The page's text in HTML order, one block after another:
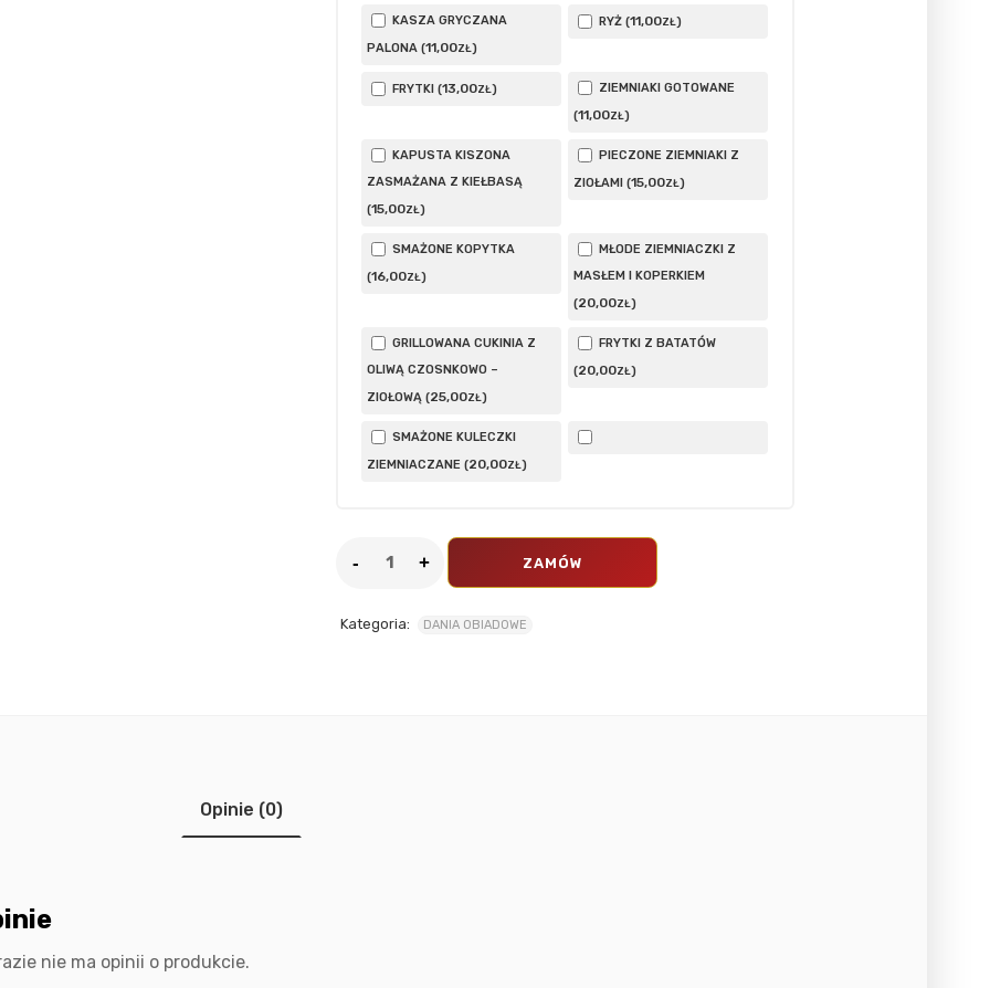
KASZA GRYCZANA
PALONA (11,00ZŁ)
RYŻ (11,00ZŁ)
FRYTKI (13,00ZŁ)
ZIEMNIAKI GOTOWANE
(11,00ZŁ)
KAPUSTA KISZONA
ZASMAŻANA Z KIEŁBASĄ
(15,00ZŁ)
PIECZONE ZIEMNIAKI Z
ZIOŁAMI (15,00ZŁ)
SMAŻONE KOPYTKA
(16,00ZŁ)
MŁODE ZIEMNIACZKI Z
MASŁEM I KOPERKIEM
(20,00ZŁ)
GRILLOWANA CUKINIA Z
OLIWĄ CZOSNKOWO –
ZIOŁOWĄ (25,00ZŁ)
FRYTKI Z BATATÓW
(20,00ZŁ)
SMAŻONE KULECZKI
ZIEMNIACZANE (20,00ZŁ)
ZAMÓW
Kategoria: DANIA OBIADOWE
Opinie (0)
nie ma opinii o produkcie.